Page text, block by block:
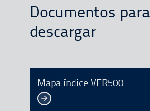
Documentos para
descargar
Mapa índice VFR500